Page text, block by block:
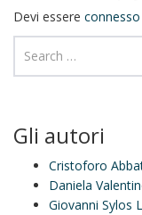
Devi essere connesso
Gli autori
Cristoforo
Daniela
Giovanni Sylos